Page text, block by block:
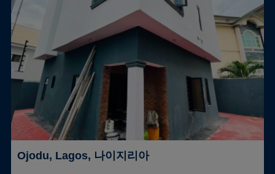
Ojodu, Lagos, 나이지리아